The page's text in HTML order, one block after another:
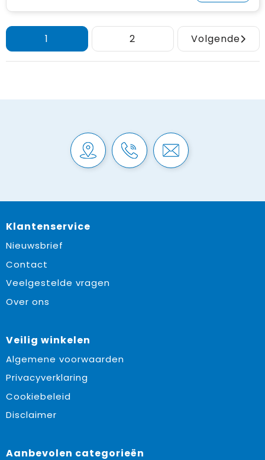
1 2 Volgende
Klantenservice
Nieuwsbrief
Contact
Veelgestelde vragen
Over ons
Veilig winkelen
Algemene voorwaarden
Privacyverklaring
Cookiebeleid
Disclaimer
Aanbevolen categorieën